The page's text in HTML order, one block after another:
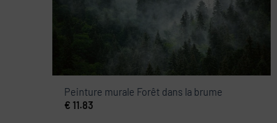
Peinture murale Forêt dans la brume
€ 11.83